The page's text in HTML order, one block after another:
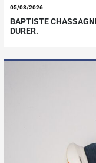
05/08/2026
BAPTISTE
DURER.